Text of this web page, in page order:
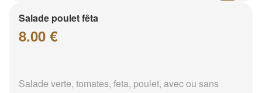
Salade poulet fêta
8.00 €
Salade verte, tomates, feta, poulet, avec ou sans